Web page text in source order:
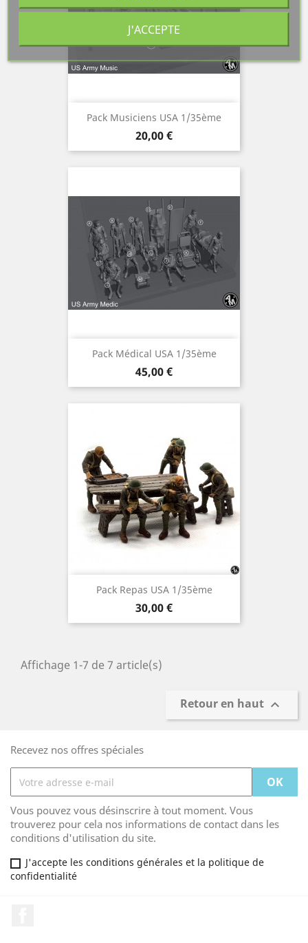
Pack Musiciens USA 1/35ème
Prix
20,00 €
Pack Médical USA 1/35ème
Prix
45,00 €
Pack Repas USA 1/35ème
Prix
30,00 €
Affichage 1-7 de 7 article(s)
Retour en haut 
Recevez nos offres spéciales
Vous pouvez vous désinscrire à tout moment. Vous
trouverez pour cela nos informations de contact dans les
conditions d'utilisation du site.
J'accepte les conditions générales et la politique de
confidentialité
J'ACCEPTE